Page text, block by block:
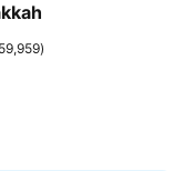
favorit
59,959